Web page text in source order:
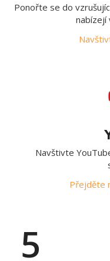
Ponořte se do
nabízejí
Navštivte
Přejděte
5